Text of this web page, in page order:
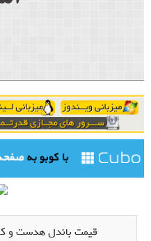
قیمت باندل هدست و